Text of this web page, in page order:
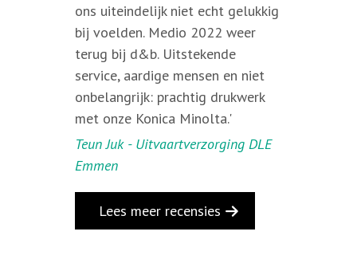
ons uiteindelijk niet echt gelukkig
bij voelden. Medio 2022 weer
terug bij d&b. Uitstekende
service, aardige mensen en niet
onbelangrijk: prachtig drukwerk
met onze Konica Minolta.'
Teun Juk - Uitvaartverzorging DLE
Emmen
Lees meer recensies